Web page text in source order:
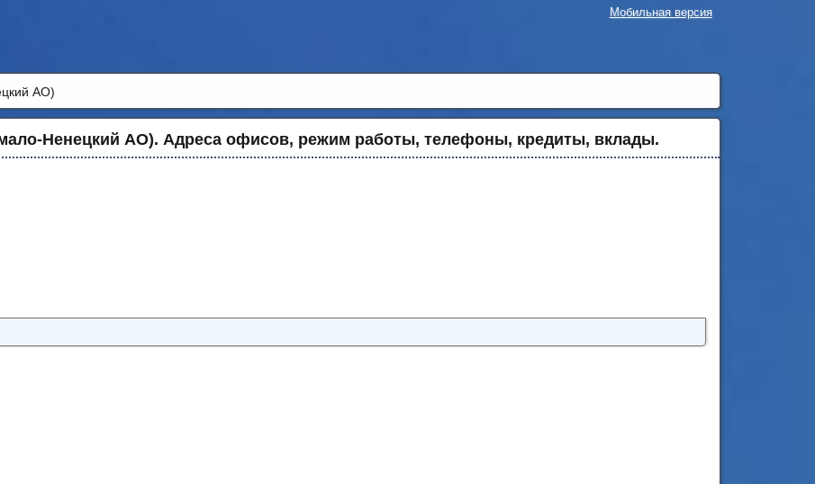
Мобильная версия
АО)
Ненецкий АО). Адреса офисов, режим работы, телефоны, кредиты, вклады.